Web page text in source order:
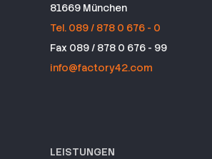
81669 München
Tel. 089 / 878 0 676 - 0
Fax 089 / 878 0 676 - 99
info@factory42.com
LEISTUNGEN